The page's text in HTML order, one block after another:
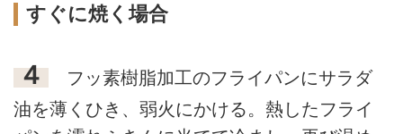
すぐに焼く場合
４
フッ素樹脂加工のフライパンにサラダ
油を薄くひき、弱火にかける。熱したフライ